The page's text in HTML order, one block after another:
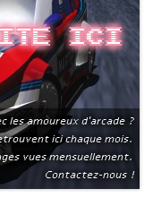
ici
les amoureux d'arcade ?
ici chaque mois.
vues mensuellement.
Contactez-nous !